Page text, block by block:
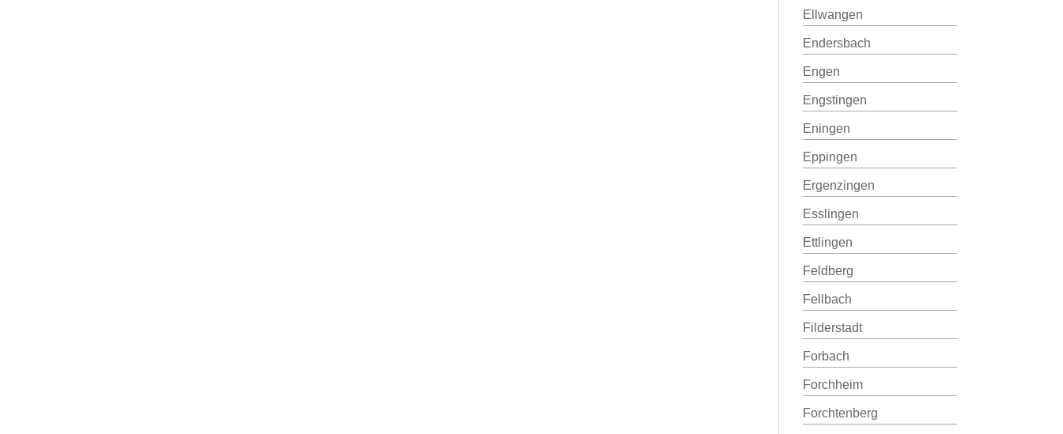
Ellwangen
Endersbach
Engen
Engstingen
Eningen
Eppingen
Ergenzingen
Esslingen
Ettlingen
Feldberg
Fellbach
Filderstadt
Forbach
Forchheim
Forchtenberg